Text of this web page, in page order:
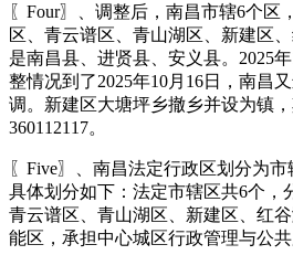
〖Four〗、调整后，南昌市辖6个区
区、青云谱区、青山湖区、新建区
是南昌县、进贤县、安义县。2025
整情况到了2025年10月16日，南昌
调。新建区大塘坪乡撤乡并设为镇
360112117。
〖Five〗、南昌法定行政区划分为
具体划分如下：法定市辖区共6个，
青云谱区、青山湖区、新建区、红
能区，承担中心城区行政管理与公共